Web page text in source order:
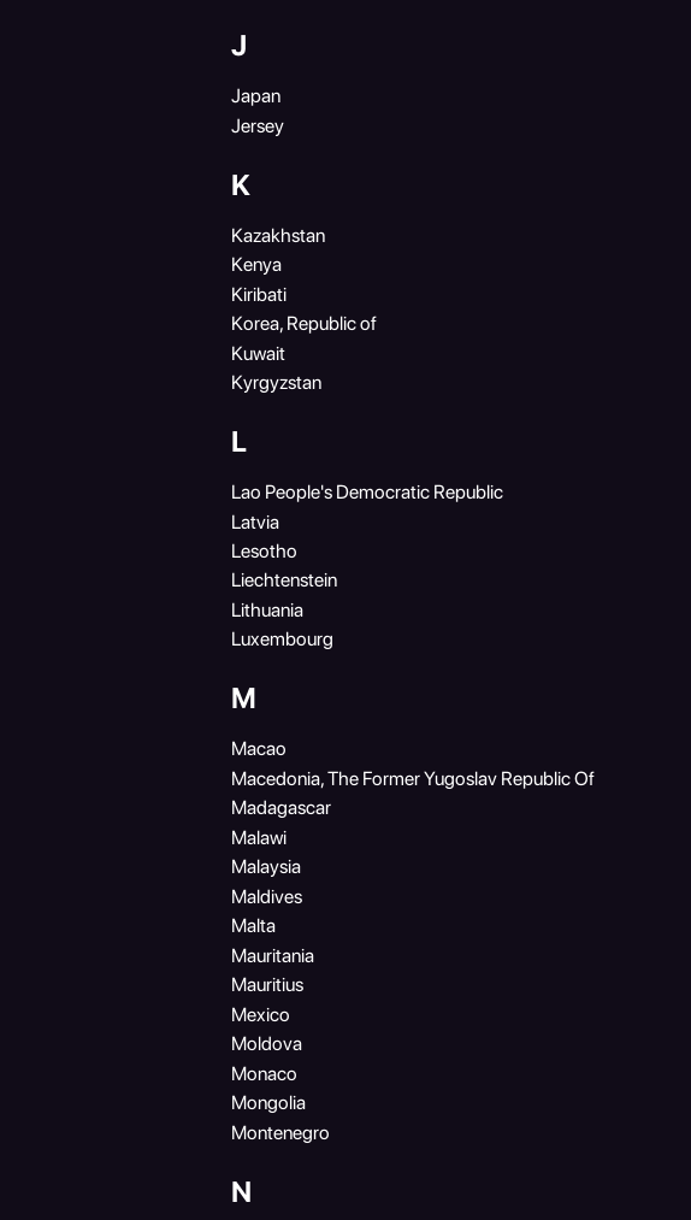
J
Japan
Jersey
K
Kazakhstan
Kenya
Kiribati
Korea, Republic of
Kuwait
Kyrgyzstan
L
Lao People's Democratic Republic
Latvia
Lesotho
Liechtenstein
Lithuania
Luxembourg
M
Macao
Macedonia, The Former Yugoslav Republic Of
Madagascar
Malawi
Malaysia
Maldives
Malta
Mauritania
Mauritius
Mexico
Moldova
Monaco
Mongolia
Montenegro
N